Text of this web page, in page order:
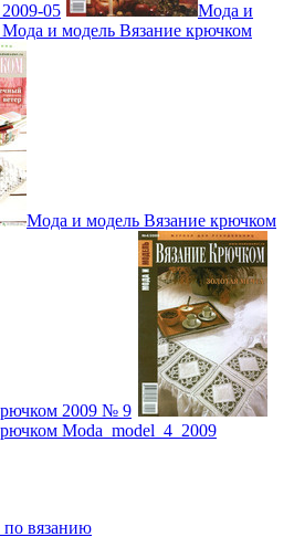
05
Мода и
и модель Вязание крючком
Мода и модель Вязание крючком
2009 № 9
Moda_model_4_2009
вязанию